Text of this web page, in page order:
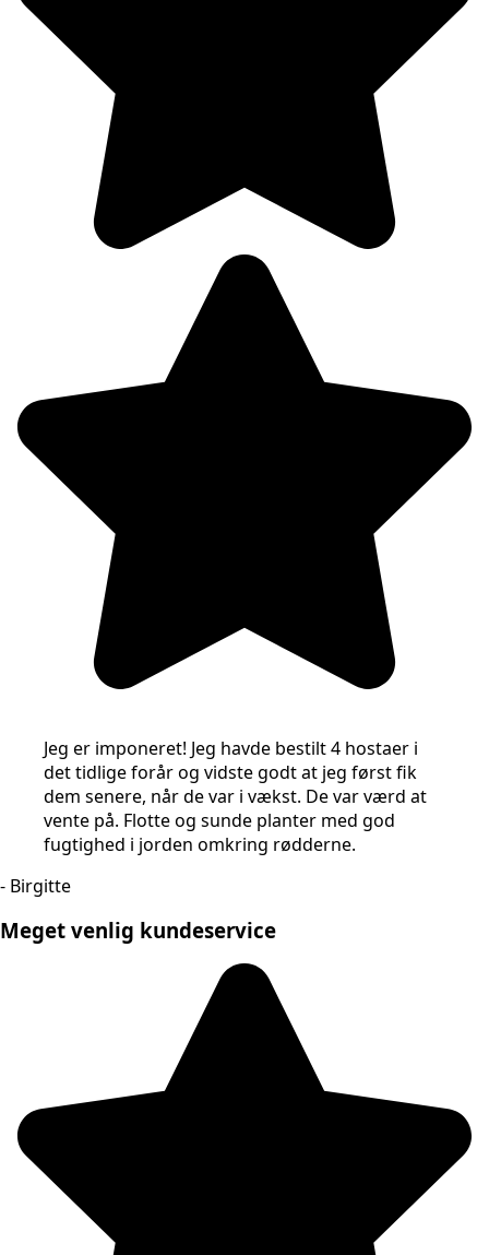
Jeg er imponeret! Jeg havde bestilt 4 hostaer i
det tidlige forår og vidste godt at jeg først fik
dem senere, når de var i vækst. De var værd at
vente på. Flotte og sunde planter med god
fugtighed i jorden omkring rødderne.
- Birgitte
Meget venlig kundeservice